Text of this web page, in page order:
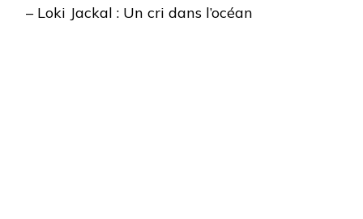
– Loki Jackal : Un cri dans l’océan